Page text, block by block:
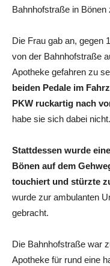
Bahnhofstraße in
Die Frau gab an, gegen
von der Bahnhofstraße
Apotheke gefahren zu
beiden Pedale im
PKW ruckartig nach
habe sie sich dabei nicht.
Stattdessen wurde
Bönen auf dem
touchiert und stürzte
wurde zur ambulanten
gebracht.
Die Bahnhofstraße war
Apotheke für rund eine